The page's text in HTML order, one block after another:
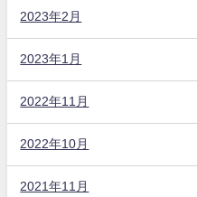
2023年2月
2023年1月
2022年11月
2022年10月
2021年11月